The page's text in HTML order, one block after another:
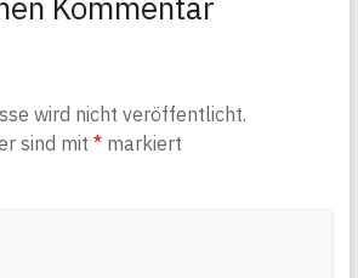
wird nicht veröffentlicht.
sind mit *markiert